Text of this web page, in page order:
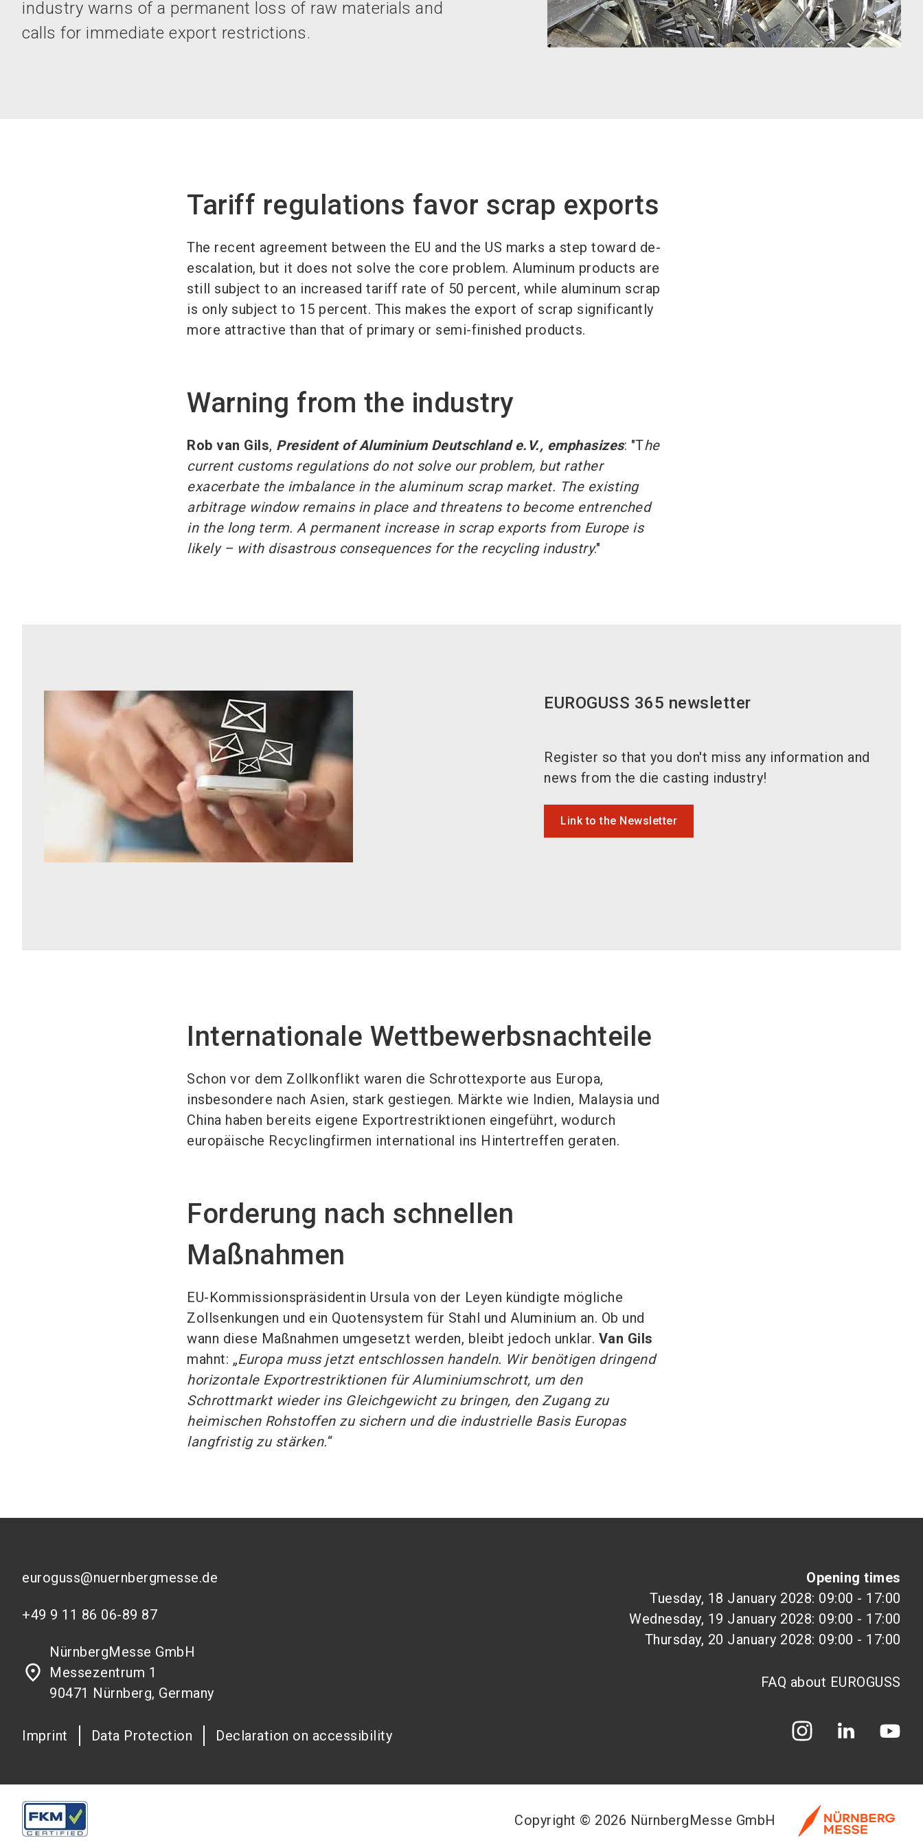
industry warns of a permanent loss of raw materials and
calls for immediate export restrictions.
Tariff regulations favor scrap exports
The recent agreement between the EU and the US marks a step toward de-
escalation, but it does not solve the core problem. Aluminum products are
still subject to an increased tariff rate of 50 percent, while aluminum scrap
is only subject to 15 percent. This makes the export of scrap significantly
more attractive than that of primary or semi-finished products.
Warning from the industry
Rob van Gils, President of Aluminium Deutschland e.V., emphasizes: "The
current customs regulations do not solve our problem, but rather
exacerbate the imbalance in the aluminum scrap market. The existing
arbitrage window remains in place and threatens to become entrenched
in the long term. A permanent increase in scrap exports from Europe is
likely – with disastrous consequences for the recycling industry."
EUROGUSS 365 newsletter
Register so that you don't miss any information and
news from the die casting industry!
Link to the Newsletter
Internationale Wettbewerbsnachteile
Schon vor dem Zollkonflikt waren die Schrottexporte aus Europa,
insbesondere nach Asien, stark gestiegen. Märkte wie Indien, Malaysia und
China haben bereits eigene Exportrestriktionen eingeführt, wodurch
europäische Recyclingfirmen international ins Hintertreffen geraten.
Forderung nach schnellen
Maßnahmen
EU-Kommissionspräsidentin Ursula von der Leyen kündigte mögliche
Zollsenkungen und ein Quotensystem für Stahl und Aluminium an. Ob und
wann diese Maßnahmen umgesetzt werden, bleibt jedoch unklar. Van Gils
mahnt: „Europa muss jetzt entschlossen handeln. Wir benötigen dringend
horizontale Exportrestriktionen für Aluminiumschrott, um den
Schrottmarkt wieder ins Gleichgewicht zu bringen, den Zugang zu
heimischen Rohstoffen zu sichern und die industrielle Basis Europas
langfristig zu stärken.“
euroguss@nuernbergmesse.de
+49 9 11 86 06-89 87
place
NürnbergMesse GmbH
Messezentrum 1
90471 Nürnberg, Germany
Imprint Data Protection Declaration on accessibility
Opening times
Tuesday, 18 January 2028: 09:00 - 17:00
Wednesday, 19 January 2028: 09:00 - 17:00
Thursday, 20 January 2028: 09:00 - 17:00
FAQ about EUROGUSS
Copyright © 2026 NürnbergMesse GmbH